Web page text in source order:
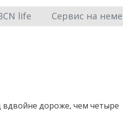
life Сервис на
вдвойне дороже, чем четыре